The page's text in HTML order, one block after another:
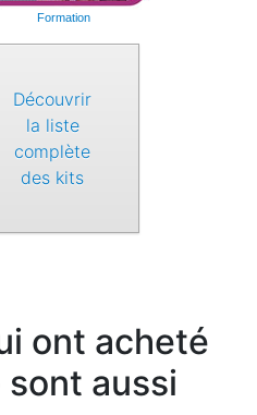
Formation
Découvrir
la liste
complète
des kits
ont acheté
aussi